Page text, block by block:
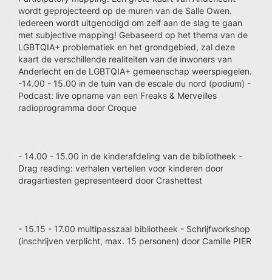
wordt geprojecteerd op de muren van de Salle Owen.
Iedereen wordt uitgenodigd om zelf aan de slag te gaan
met subjective mapping! Gebaseerd op het thema van de
LGBTQIA+ problematiek en het grondgebied, zal deze
kaart de verschillende realiteiten van de inwoners van
Anderlecht en de LGBTQIA+ gemeenschap weerspiegelen.
-14.00 - 15.00 in de tuin van de escale du nord (podium) -
Podcast: live opname van een Freaks & Merveilles
radioprogramma door Croque
- 14.00 - 15.00 in de kinderafdeling van de bibliotheek -
Drag reading: verhalen vertellen voor kinderen door
dragartiesten gepresenteerd door Crashettest
- 15.15 - 17.00 multipasszaal bibliotheek - Schrijfworkshop
(inschrijven verplicht, max. 15 personen) door Camille PIER